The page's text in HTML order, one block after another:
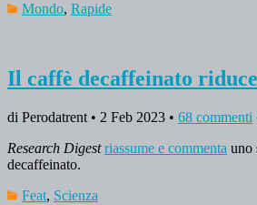
Mondo, Rapide
Il caffè decaffeinato
di Perodatrent • 2 Feb 2023 • 68 commenti
Research Digestriassume e commenta uno
decaffeinato.
Feat, Scienza